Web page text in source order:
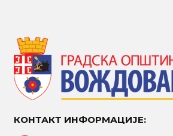
КОНТАКТ ИНФОРМАЦИЈЕ: